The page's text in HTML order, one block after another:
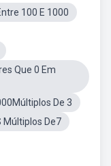
100 E 1000
Que 0 Em
De 3
Múltiplos De7